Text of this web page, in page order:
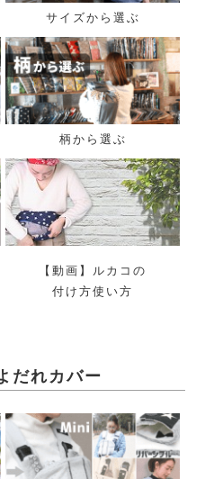
サイズから選ぶ
柄から選ぶ
【動画】ルカコの
付け方使い方
だれカバー